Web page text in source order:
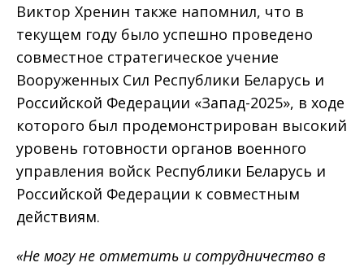
Виктор Хренин также напомнил, что в
текущем году было успешно проведено
совместное стратегическое учение
Вооруженных Сил Республики Беларусь и
Российской Федерации «Запад-2025», в ходе
которого был продемонстрирован высокий
уровень готовности органов военного
управления войск Республики Беларусь и
Российской Федерации к совместным
действиям.
«Не могу не отметить и сотрудничество в